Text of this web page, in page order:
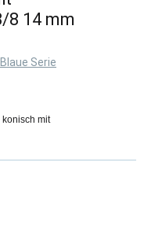
8 14 mm
Serie
mit